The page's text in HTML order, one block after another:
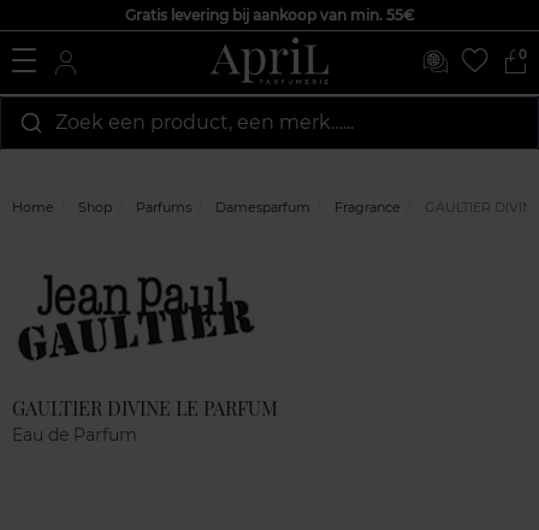
Gratis levering bij aankoop van min. 55€
0
Zoek een product, een merk…...
Home Shop Parfums Damesparfum Fragrance GAULTIER
GAULTIER DIVINE LE PARFUM
Eau de Parfum